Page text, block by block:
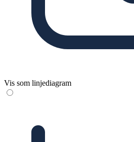
Vis som linjediagram